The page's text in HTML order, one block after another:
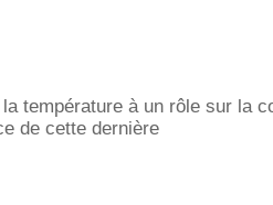
température à un rôle sur la
de cette dernière